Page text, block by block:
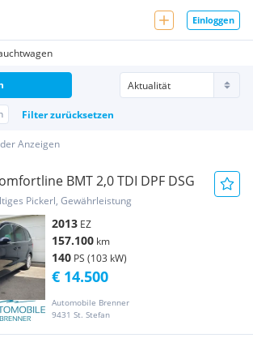
Einloggen
Filter zurücksetzen
Anzeigen
BMT 2,0 TDI DPF DSG
Pickerl, Gewährleistung
2013 EZ
157.100 km
140 PS (103 kW)
Automobile Brenner
9431 St. Stefan
€ 14.500